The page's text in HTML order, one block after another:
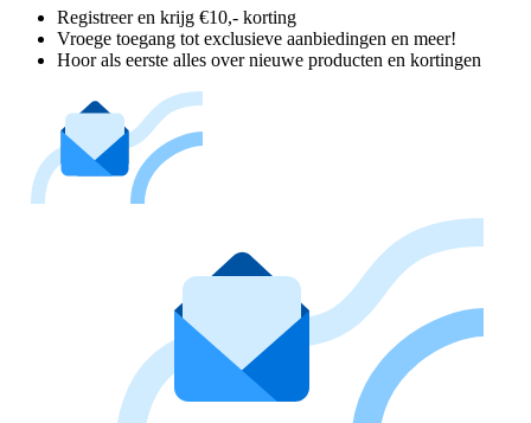
Registreer en krijg €10,- korting
Vroege toegang tot exclusieve aanbiedingen en meer!
Hoor als eerste alles over nieuwe producten en kortingen